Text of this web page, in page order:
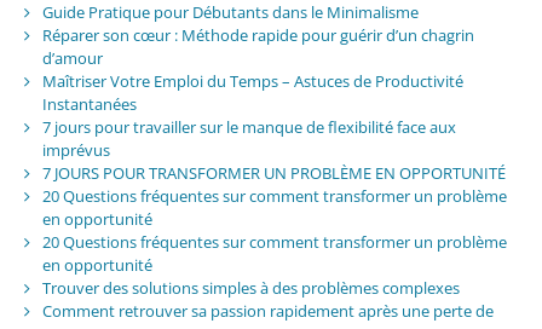
Guide Pratique pour Débutants dans le Minimalisme
Réparer son cœur : Méthode rapide pour guérir d’un chagrin
d’amour
Maîtriser Votre Emploi du Temps – Astuces de Productivité
Instantanées
7 jours pour travailler sur le manque de flexibilité face aux
imprévus
7 JOURS POUR TRANSFORMER UN PROBLÈME EN OPPORTUNITÉ
20 Questions fréquentes sur comment transformer un problème
en opportunité
20 Questions fréquentes sur comment transformer un problème
en opportunité
Trouver des solutions simples à des problèmes complexes
Comment retrouver sa passion rapidement après une perte de